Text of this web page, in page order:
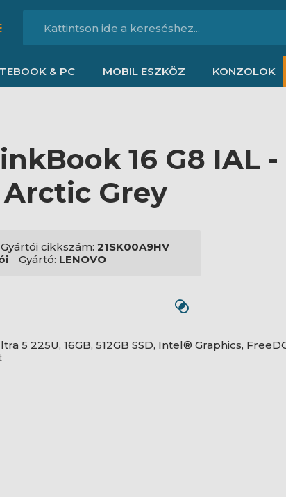
& PC MOBIL ESZKÖZ KONZOLOK
16 G8 IAL -
Arctic Grey
Gyártói cikkszám: 21SK00A9HV
Gyártó: LENOVO
5 225U, 16GB, 512GB SSD, Intel® Graphics,